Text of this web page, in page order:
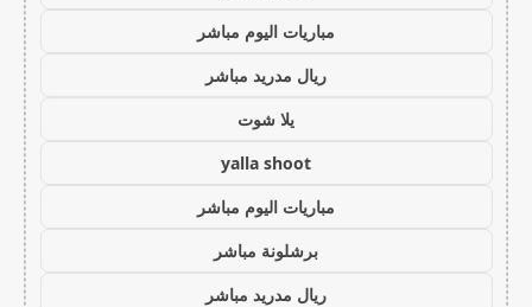
مباريات اليوم مباشر
ريال مدريد مباشر
يلا شوت
yalla shoot
مباريات اليوم مباشر
برشلونة مباشر
ريال مدريد مباشر